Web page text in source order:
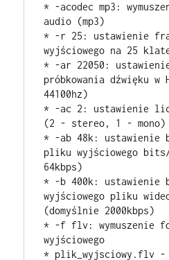
* -acodec mp3:
audio (mp3)
* -r 25: ustawienie
wyjściowego na 25
* -ar 22050:
próbkowania dźwięku w
44100hz)
* -ac 2: ustawienie
(2 - stereo, 1 - mono)
* -ab 48k: ustawienie
pliku wyjściowego
64kbps)
* -b 400k: ustawienie
wyjściowego pliku
(domyślnie 2000kbps)
* -f flv: wymuszenie
wyjściowego